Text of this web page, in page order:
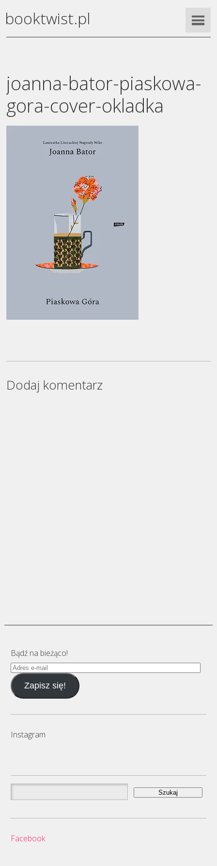
booktwist.pl
joanna-bator-piaskowa-
gora-cover-okladka
Dodaj komentarz
Bądź na bieżąco!
Adres
e-
mailZapisz się!
Instagram
Szukaj:
Facebook